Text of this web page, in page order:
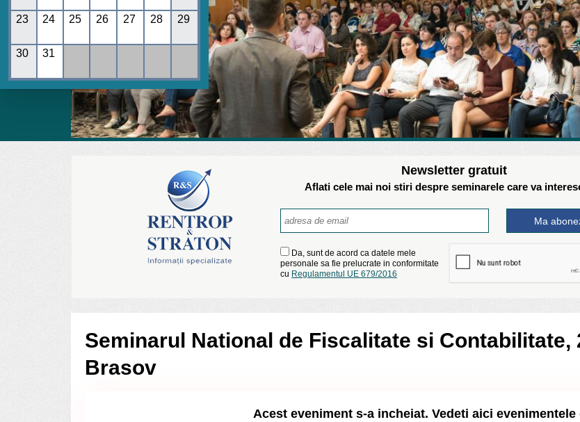
Newsletter gratuit
Aflati cele mai noi stiri despre seminarele care va
Da, sunt de acord ca datele mele
personale sa fie prelucrate in conformitate
cu Regulamentul UE 679/2016
Seminarul National de Fiscalitate si Contabilitate,
Brasov
Acest eveniment s-a incheiat. Vedeti aici
23 24 25 26 27 28 29
30 31